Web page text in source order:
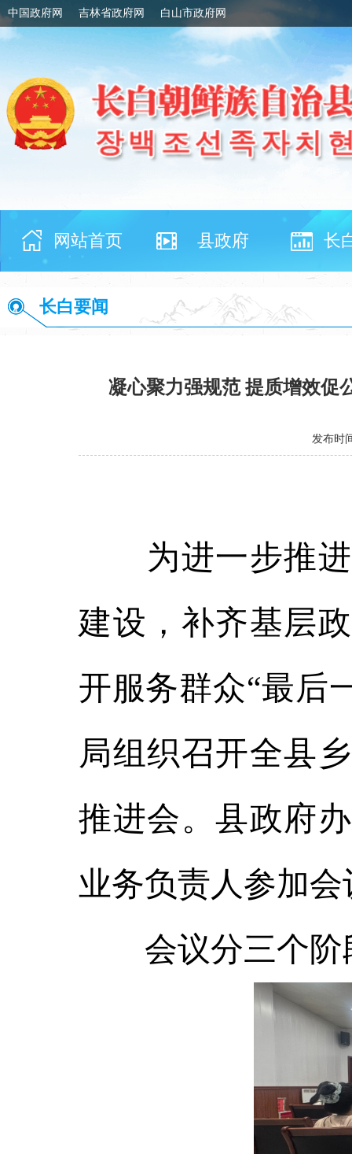
中国政府网 吉林省政府网 白山市政府网
网站首页 县政府 长
长白要闻
凝心聚力强规范 提质增效促
发布时
为进一步推进
建设，补齐基层
开服务群众“最后
局组织召开全县
推进会。县政府
业务负责人参加会
会议分三个阶